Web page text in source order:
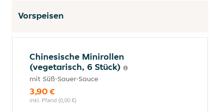
Vorspeisen
Chinesische Minirollen
(vegetarisch, 6 Stück)
mit Süß-Sauer-Sauce
3,90 €
inkl. Pfand (0,00 €)